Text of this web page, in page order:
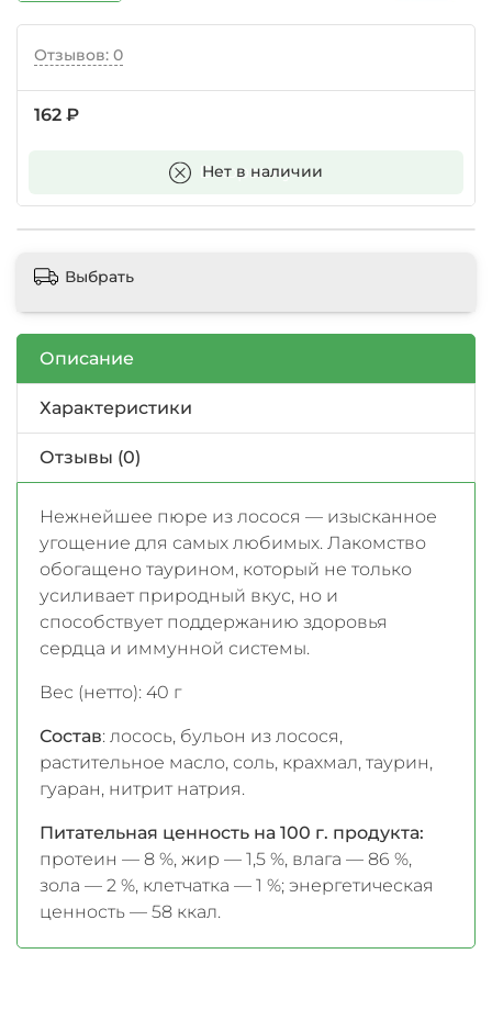
Отзывов: 0
162 ₽
Нет в наличии
В корзину
Выбрать
Описание
Характеристики
Отзывы (0)
Нежнейшее пюре из лосося — изысканное
угощение для самых любимых. Лакомство
обогащено таурином, который не только
усиливает природный вкус, но и
способствует поддержанию здоровья
сердца и иммунной системы.
Вес (нетто): 40 г
Состав: лосось, бульон из лосося,
растительное масло, соль, крахмал, таурин,
гуаран, нитрит натрия.
Питательная ценность на 100 г. продукта:
протеин — 8 %, жир — 1,5 %, влага — 86 %,
зола — 2 %, клетчатка — 1 %; энергетическая
ценность — 58 ккал.